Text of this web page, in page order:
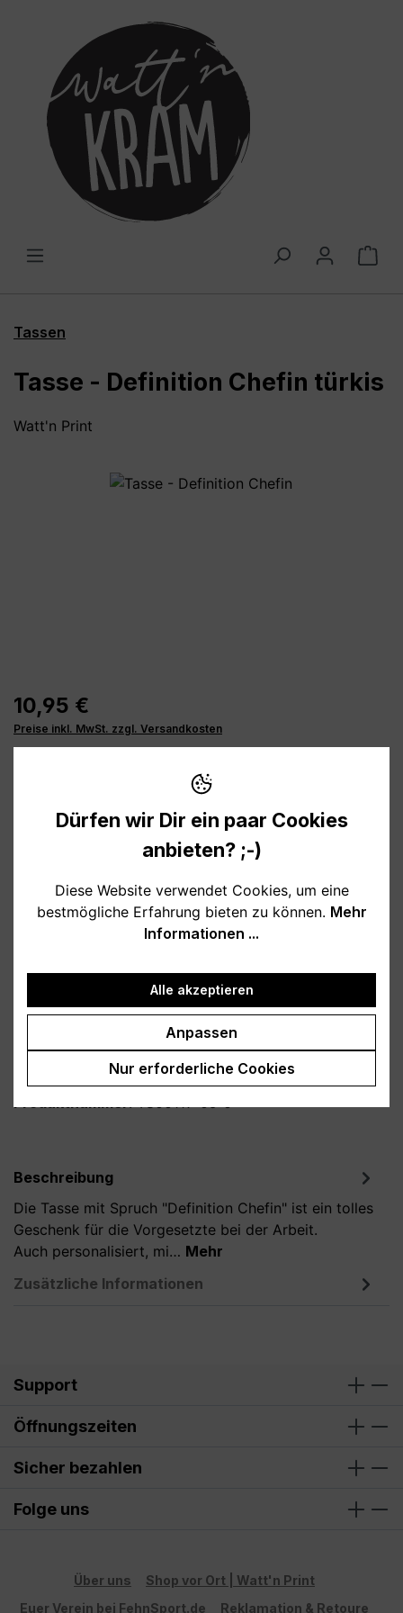
Tassen
Tasse - Definition Chefin türkis
Watt'n Print
Bildergalerie überspringen
10,95 €
Preise inkl. MwSt. zzgl. Versandkosten
Verfügbar, Lieferzeit: 1-3 Tage
auswählen
schwarz hellblau
burgund
türkis grau
petrol
dunkelblau
lila
ohne Personalisierung
Produkt Anzahl: Gib den gewünschten
In den Warenkorb
Produktnummer:T800119-06-0
Beschreibung
Die Tasse mit Spruch "Definition Chefin" ist ein tolles
Geschenk für die Vorgesetzte bei der Arbeit.
Auch personalisiert, mi… Mehr
Zusätzliche Informationen
Support
Öffnungszeiten
Sicher bezahlen
Folge uns
Über uns
Shop vor Ort | Watt'n Print
Euer Verein bei FehnSport.de
Reklamation & Retoure
Dürfen wir Dir ein paar Cookies
anbieten? ;-)
Diese Website verwendet Cookies, um eine
bestmögliche Erfahrung bieten zu können. Mehr
Informationen ...
Alle akzeptieren
Anpassen
Nur erforderliche Cookies